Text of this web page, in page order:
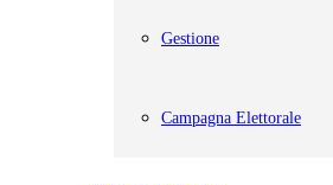
Gestione
Campagna Elettorale